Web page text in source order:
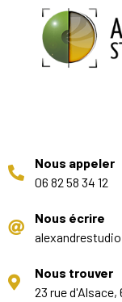
Nous appeler
06 82 58 34 12
Nous écrire
Nous trouver
23 rue d'Alsace,